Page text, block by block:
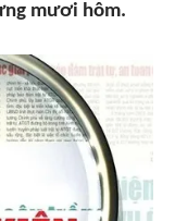
mươi hôm.